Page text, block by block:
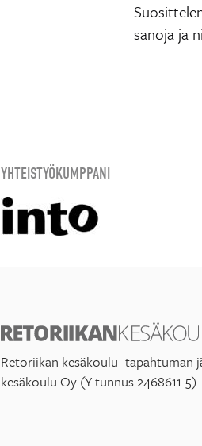
sanoja ja
YHTEISTYÖKUMPPANI
Retoriikan kesäkoulu -tapahtuman
kesäkoulu Oy (Y-tunnus 2468611-5)